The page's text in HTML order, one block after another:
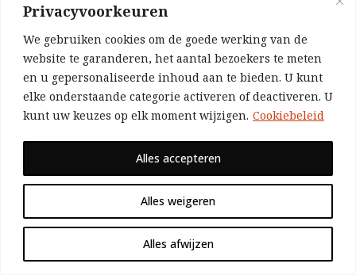
Privacyvoorkeuren
We gebruiken cookies om de goede werking van de
website te garanderen, het aantal bezoekers te meten
en u gepersonaliseerde inhoud aan te bieden. U kunt
elke onderstaande categorie activeren of deactiveren. U
kunt uw keuzes op elk moment wijzigen. Cookiebeleid
Alles weigeren
Alles afwijzen
Alles accepteren
VORIG ARTIKEL
VOLGEND ARTIKEL
Leuven: strijdbare solidariteitsbetoging
voor de Flotilla
Gerecht en patronaat gaan tekeer tegen
Clarebout-arbeiders